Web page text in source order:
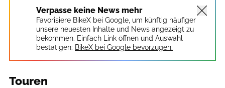
Verpasse keine News mehr
Favorisiere BikeX bei Google, um künftig häufiger
unsere neuesten Inhalte und News angezeigt zu
bekommen. Einfach Link öffnen und Auswahl
bestätigen: BikeX bei Google bevorzugen.
Touren